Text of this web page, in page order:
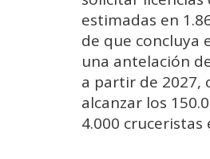
estimadas en
de que concluya
una antelación
a partir de 2027,
alcanzar los
4.000 cruceristas